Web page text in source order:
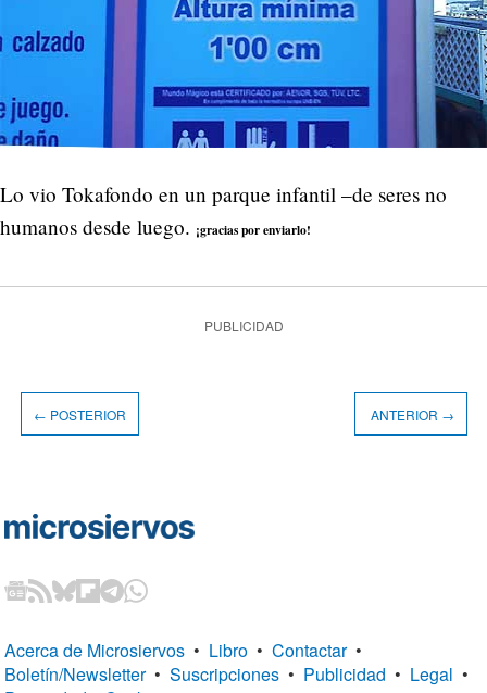
Lo vio Tokafondo en un parque infantil –de seres no
humanos desde luego. ¡gracias por enviarlo!
PUBLICIDAD
← POSTERIOR ANTERIOR →
Acerca de Microsiervos • Libro • Contactar •
Boletín/Newsletter • Suscripciones • Publicidad • Legal •